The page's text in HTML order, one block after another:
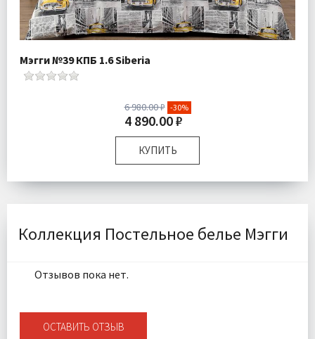
Мэгги №39 КПБ 1.6 Siberia
6 980.00 ₽ -30%
4 890.00 ₽
КУПИТЬ
Размер:
Полутороспальный
Ткань:
Ранфорс
Доставка:
Подробнее
Коллекция Постельное белье Мэгги
Отзывов пока нет.
ОСТАВИТЬ ОТЗЫВ